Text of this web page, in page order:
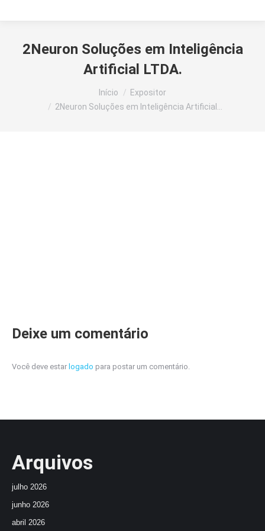
2Neuron Soluções em Inteligência
Artificial LTDA.
Início
Expositor
2Neuron Soluções em Inteligência Artificial…
Deixe um comentário
Você deve estar logado para postar um comentário.
Arquivos
julho 2026
junho 2026
abril 2026